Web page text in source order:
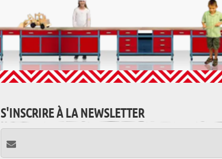
S'INSCRIRE À LA NEWSLETTER